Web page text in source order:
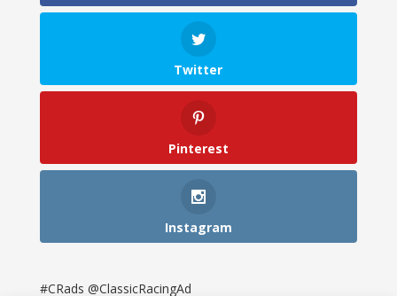
Twitter
Pinterest
Instagram
#CRads @ClassicRacingAd